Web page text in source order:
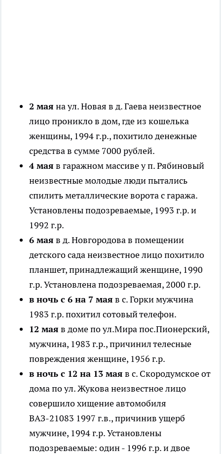
2 мая на ул. Новая в д. Гаева неизвестное
лицо проникло в дом, где из кошелька
женщины, 1994 г.р., похитило денежные
средства в сумме 7000 рублей.
4 мая в гаражном массиве у п. Рябиновый
неизвестные молодые люди пытались
спилить металлические ворота с гаража.
Установлены подозреваемые, 1993 г.р. и
1992 г.р.
6 мая в д. Новгородова в помещении
детского сада неизвестное лицо похитило
планшет, принадлежащий женщине, 1990
г.р. Установлена подозреваемая, 2000 г.р.
в ночь с 6 на 7 мая в с. Горки мужчина
1983 г.р. похитил сотовый телефон.
12 мая в доме по ул.Мира пос.Пионерский,
мужчина, 1983 г.р., причинил телесные
повреждения женщине, 1956 г.р.
в ночь с 12 на 13 мая в с. Скородумское от
дома по ул. Жукова неизвестное лицо
совершило хищение автомобиля
ВАЗ-21083 1997 г.в., причинив ущерб
мужчине, 1994 г.р. Установлены
подозреваемые: один - 1996 г.р. и двое